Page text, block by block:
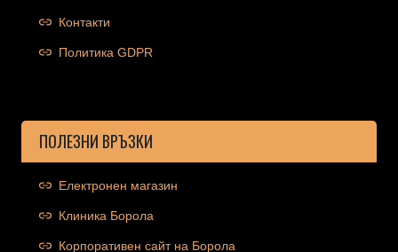
Контакти
Политика GDPR
ПОЛЕЗНИ ВРЪЗКИ
Електронен магазин
Клиника Борола
Корпоративен сайт на Борола